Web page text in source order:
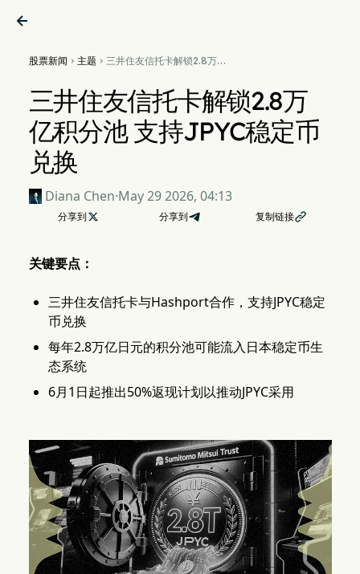

股票新闻  主题  三井住友信托卡解锁2.8万亿
三井住友信托卡解锁2.8万
亿积分池 支持JPYC稳定币
兑换
Diana Chen·May 29 2026, 04:13
分享到  分享到 复制链接
关键要点：
三井住友信托卡与Hashport合作，支持JPYC稳定
币兑换
每年2.8万亿日元的积分池可能流入日本稳定币生
态系统
6月1日起推出50%返现计划以推动JPYC采用